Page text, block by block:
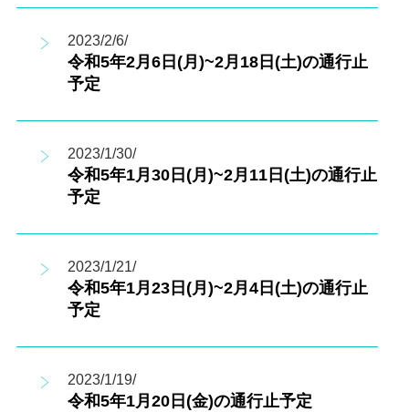
2023/2/6/
令和5年2月6日(月)~2月18日(土)の通行止
予定
2023/1/30/
令和5年1月30日(月)~2月11日(土)の通行止
予定
2023/1/21/
令和5年1月23日(月)~2月4日(土)の通行止
予定
2023/1/19/
令和5年1月20日(金)の通行止予定